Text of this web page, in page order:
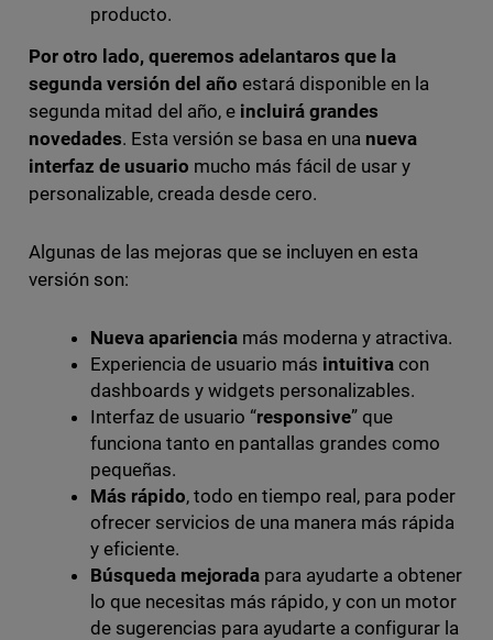
producto.
Por otro lado, queremos adelantaros que la
segunda versión del año estará disponible en la
segunda mitad del año, e incluirá grandes
novedades. Esta versión se basa en una nueva
interfaz de usuario mucho más fácil de usar y
personalizable, creada desde cero.
Algunas de las mejoras que se incluyen en esta
versión son:
Nueva aparienciamás moderna y atractiva.
Experiencia de usuario más intuitiva con
dashboards y widgets personalizables.
Interfaz de usuario “responsive” que
funciona tanto en pantallas grandes como
pequeñas.
Más rápido, todo en tiempo real, para poder
ofrecer servicios de una manera más rápida
y eficiente.
Búsqueda mejoradapara ayudarte a obtener
lo que necesitas más rápido, y con un motor
de sugerencias para ayudarte a configurar la